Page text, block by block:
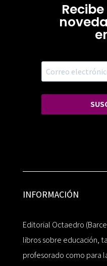
INFORMACIÓN
Editorial Octaedro
libros sobre educación,
profesorado como para